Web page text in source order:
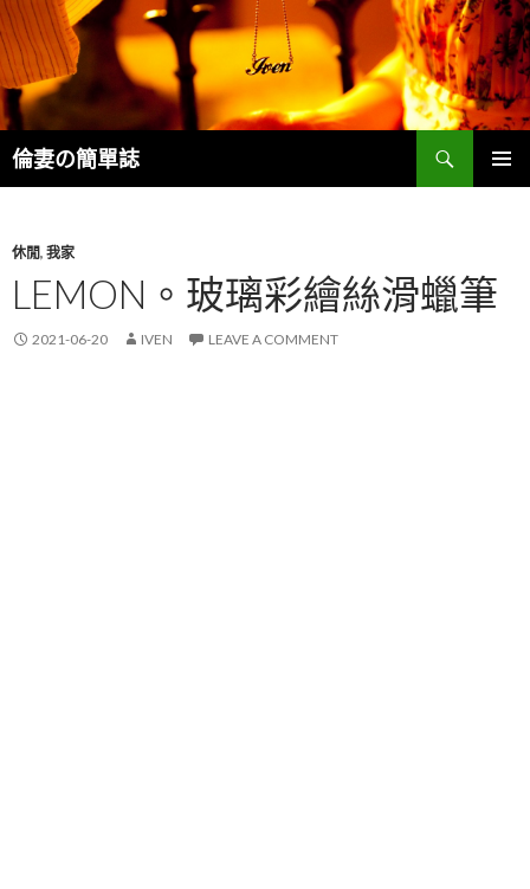
倫妻の簡單誌
Search
休閒, 我家
LEMON。玻璃彩繪絲滑蠟筆
2021-06-20 IVEN LEAVE A COMMENT